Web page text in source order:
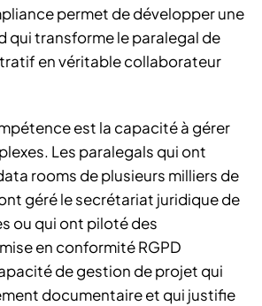
permet de développer une
qui transforme le paralegal de
en véritable collaborateur
est la capacité à gérer
Les paralegals qui ont
rooms de plusieurs milliers de
géré le secrétariat juridique de
ou qui ont piloté des
en conformité RGPD
de gestion de projet qui
documentaire et qui justifie